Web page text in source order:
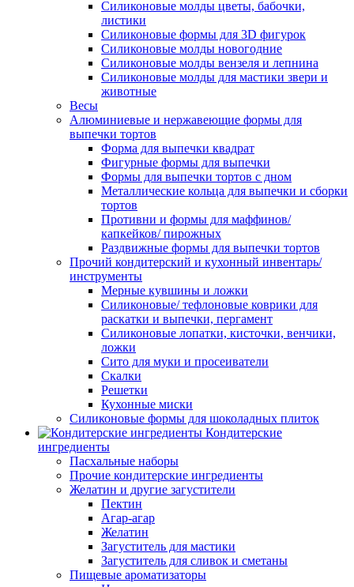
Силиконовые молды цветы, бабочки,
листики
Силиконовые формы для 3D фигурок
Силиконовые молды новогодние
Силиконовые молды вензеля и лепнина
Силиконовые молды для мастики звери и
животные
Весы
Алюминиевые и нержавеющие формы для
выпечки тортов
Форма для выпечки квадрат
Фигурные формы для выпечки
Формы для выпечки тортов с дном
Металлические кольца для выпечки и сборки
тортов
Противни и формы для маффинов/
капкейков/ пирожных
Раздвижные формы для выпечки тортов
Прочий кондитерский и кухонный инвентарь/
инструменты
Мерные кувшины и ложки
Силиконовые/ тефлоновые коврики для
раскатки и выпечки, пергамент
Силиконовые лопатки, кисточки, венчики,
ложки
Сито для муки и просеиватели
Скалки
Решетки
Кухонные миски
Силиконовые формы для шоколадных плиток
Кондитерские
ингредиенты
Пасхальные наборы
Прочие кондитерские ингредиенты
Желатин и другие загустители
Пектин
Агар-агар
Желатин
Загуститель для мастики
Загуститель для сливок и сметаны
Пищевые ароматизаторы